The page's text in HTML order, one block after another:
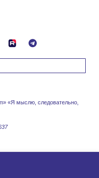
«Я мыслю, следовательно,